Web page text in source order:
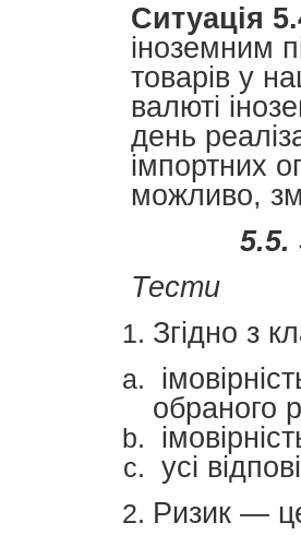
Ситуація
іноземним
товарів у
валюті
день
імпортних
можливо,
5.5.
Тести
Згідно з
обраного
усі
Ризик —